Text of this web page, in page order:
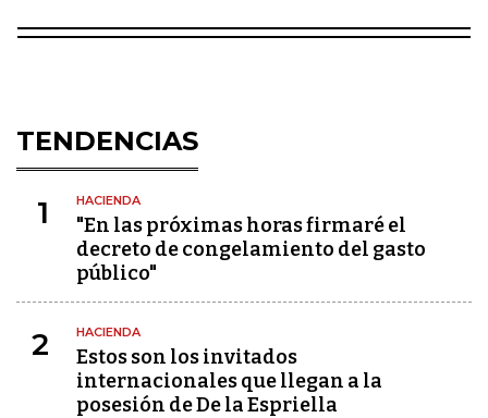
TENDENCIAS
1 HACIENDA
"En las próximas horas firmaré el
decreto de congelamiento del gasto
público"
2 HACIENDA
Estos son los invitados
internacionales que llegan a la
posesión de De la Espriella